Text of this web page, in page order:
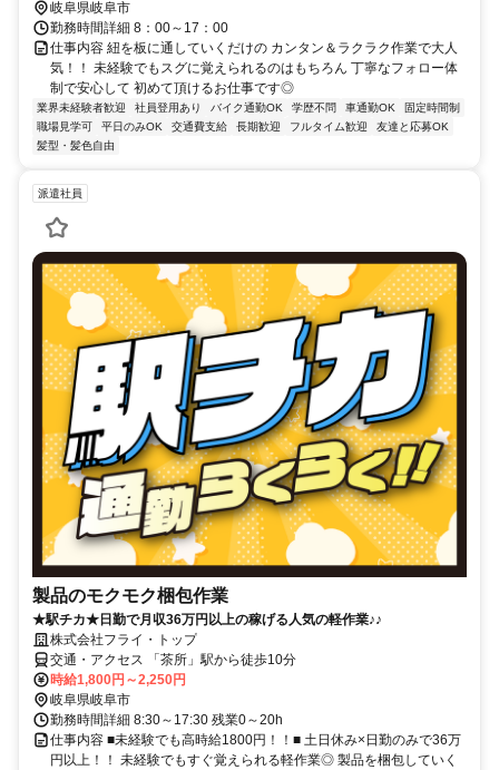
岐阜県岐阜市
勤務時間詳細 8：00～17：00
仕事内容 紐を板に通していくだけの カンタン＆ラクラク作業で大人
気！！ 未経験でもスグに覚えられるのはもちろん 丁寧なフォロー体
制で安心して 初めて頂けるお仕事です◎
業界未経験者歓迎 社員登用あり バイク通勤OK 学歴不問 車通勤OK
固定時間制
職場見学可
平日のみOK 交通費支給 長期歓迎 フルタイム歓迎
友達と応募OK
髪型・髪色自由
派遣社員
製品のモクモク梱包作業
★駅チカ★日勤で月収36万円以上の稼げる人気の軽作業♪♪
株式会社フライ・トップ
交通・アクセス 「茶所」駅から徒歩10分
時給1,800円～2,250円
岐阜県岐阜市
勤務時間詳細 8:30～17:30 残業0～20h
仕事内容 ■未経験でも高時給1800円！！■ 土日休み×日勤のみで36万
円以上！！ 未経験でもすぐ覚えられる軽作業◎ 製品を梱包していく